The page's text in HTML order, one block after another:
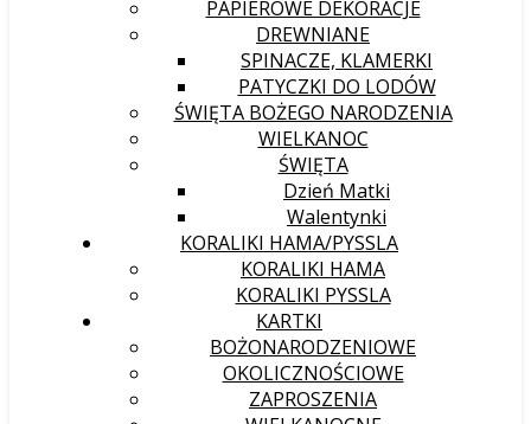
PAPIEROWE DEKORACJE
DREWNIANE
SPINACZE, KLAMERKI
PATYCZKI DO LODÓW
ŚWIĘTA BOŻEGO NARODZENIA
WIELKANOC
ŚWIĘTA
Dzień Matki
Walentynki
KORALIKI HAMA/PYSSLA
KORALIKI HAMA
KORALIKI PYSSLA
KARTKI
BOŻONARODZENIOWE
OKOLICZNOŚCIOWE
ZAPROSZENIA